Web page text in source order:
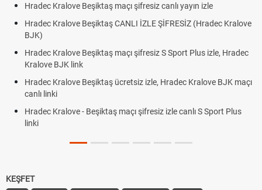
Hradec Kralove Beşiktaş maçı şifresiz canlı yayın izle
Hradec Kralove Beşiktaş CANLI İZLE ŞİFRESİZ (Hradec Kralove
BJK)
Hradec Kralove Beşiktaş maçı şifresiz S Sport Plus izle, Hradec
Kralove BJK link
Hradec Kralove Beşiktaş ücretsiz izle, Hradec Kralove BJK maçı
canlı linki
Hradec Kralove - Beşiktaş maçı şifresiz izle canlı S Sport Plus
linki
KEŞFET